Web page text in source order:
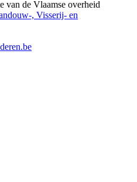
van de Vlaamse overheid
, Visserij- en